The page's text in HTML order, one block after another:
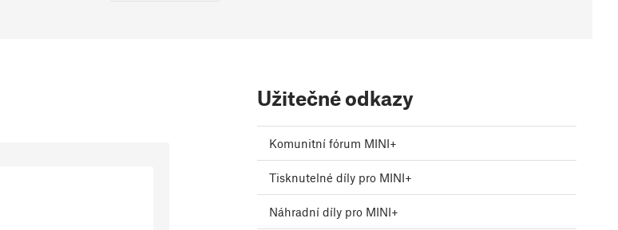
Užitečné odkazy
Komunitní fórum MINI+
Tisknutelné díly pro MINI+
Náhradní díly pro MINI+